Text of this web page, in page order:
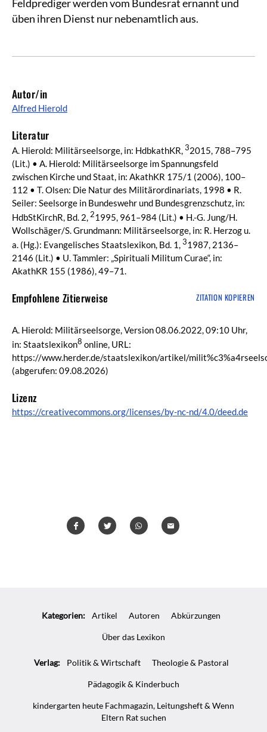
Feldprediger werden vom Bundesrat ernannt und
üben ihren Dienst nur nebenamtlich aus.
Autor/in
Alfred Hierold
Literatur
A. Hierold: Militärseelsorge, in: HdbkathKR, 32015, 788–795
(Lit.) • A. Hierold: Militärseelsorge im Spannungsfeld
zwischen Kirche und Staat, in: AkathKR 175/1 (2006), 100–
112 • T. Olsen: Die Natur des Militärordinariats, 1998 • R.
Seiler: Seelsorge in Bundeswehr und Bundesgrenzschutz, in:
HdbStKirchR, Bd. 2, 21995, 961–984 (Lit.) • H.-G. Jung/H.
Wollschäger/S. Grundmann: Militärseelsorge, in: R. Herzog u.
a. (Hg.): Evangelisches Staatslexikon, Bd. 1, 31987, 2136–
2146 (Lit.) • U. Tammler: „Spirituali Militum Curae“, in:
AkathKR 155 (1986), 49–71.
Empfohlene Zitierweise ZITATION KOPIEREN
A. Hierold: Militärseelsorge, Version 08.06.2022, 09:10 Uhr,
in: Staatslexikon8 online, URL:
https://www.herder.de/staatslexikon/artikel/
(abgerufen: 09.08.2026)
Lizenz
https://creativecommons.org/licenses/by-nc-nd/4.0/deed.de
InfosKategorien: Artikel Autoren Abkürzungen
Über das Lexikon
Verlag: Politik & Wirtschaft Theologie & Pastoral
Pädagogik & Kinderbuch
kindergarten heute Fachmagazin, Leitungsheft & Wenn
Eltern Rat suchen